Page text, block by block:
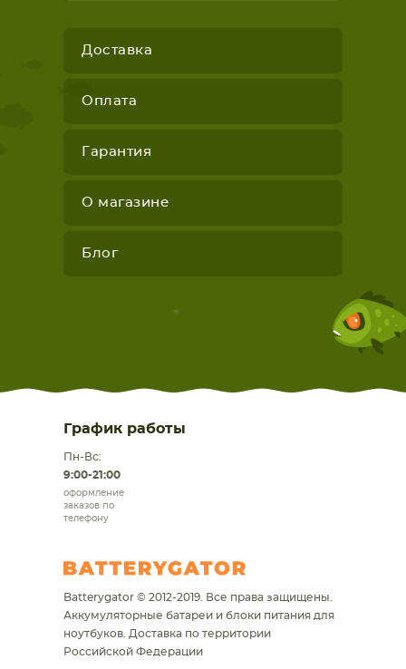
Доставка
Оплата
Гарантия
О магазине
Блог
График работы
Пн-Вс:
9:00-21:00
оформление
заказов по
телефону
Batterygator © 2012-2019. Все права защищены.
Аккумуляторные батареи и блоки питания для
ноутбуков. Доставка по территории
Российской Федерации